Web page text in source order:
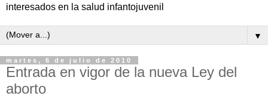
interesados en la salud infantojuvenil
▼
martes, 6 de julio de 2010
Entrada en vigor de la nueva Ley del
aborto